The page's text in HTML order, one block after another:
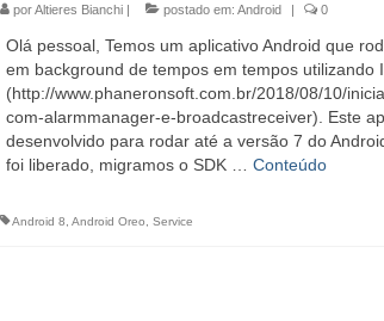
porAltieres Bianchi| postado em: Android | 0
Olá pessoal, Temos um aplicativo Android que
em background de tempos em tempos utilizando
(http://www.phaneronsoft.com.br/2018/08/10/
com-alarmmanager-e-broadcastreceiver). Este
desenvolvido para rodar até a versão 7 do
foi liberado, migramos o SDK … Conteúdo
Android 8 Android Oreo Service